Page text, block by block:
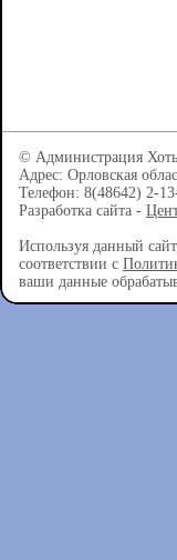
© Администрация
Адрес: Орловская
Телефон: 8(48642) 2-
Разработка сайта -
Используя данный
соответствии с
ваши данные